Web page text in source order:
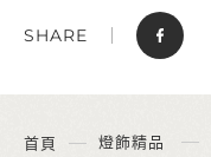
SHARE
首頁 燈飾精品